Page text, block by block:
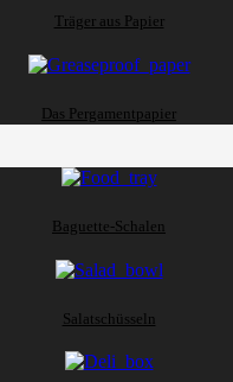
Träger aus Papier
Das Pergamentpapier
Baguette-Schalen
Salatschüsseln